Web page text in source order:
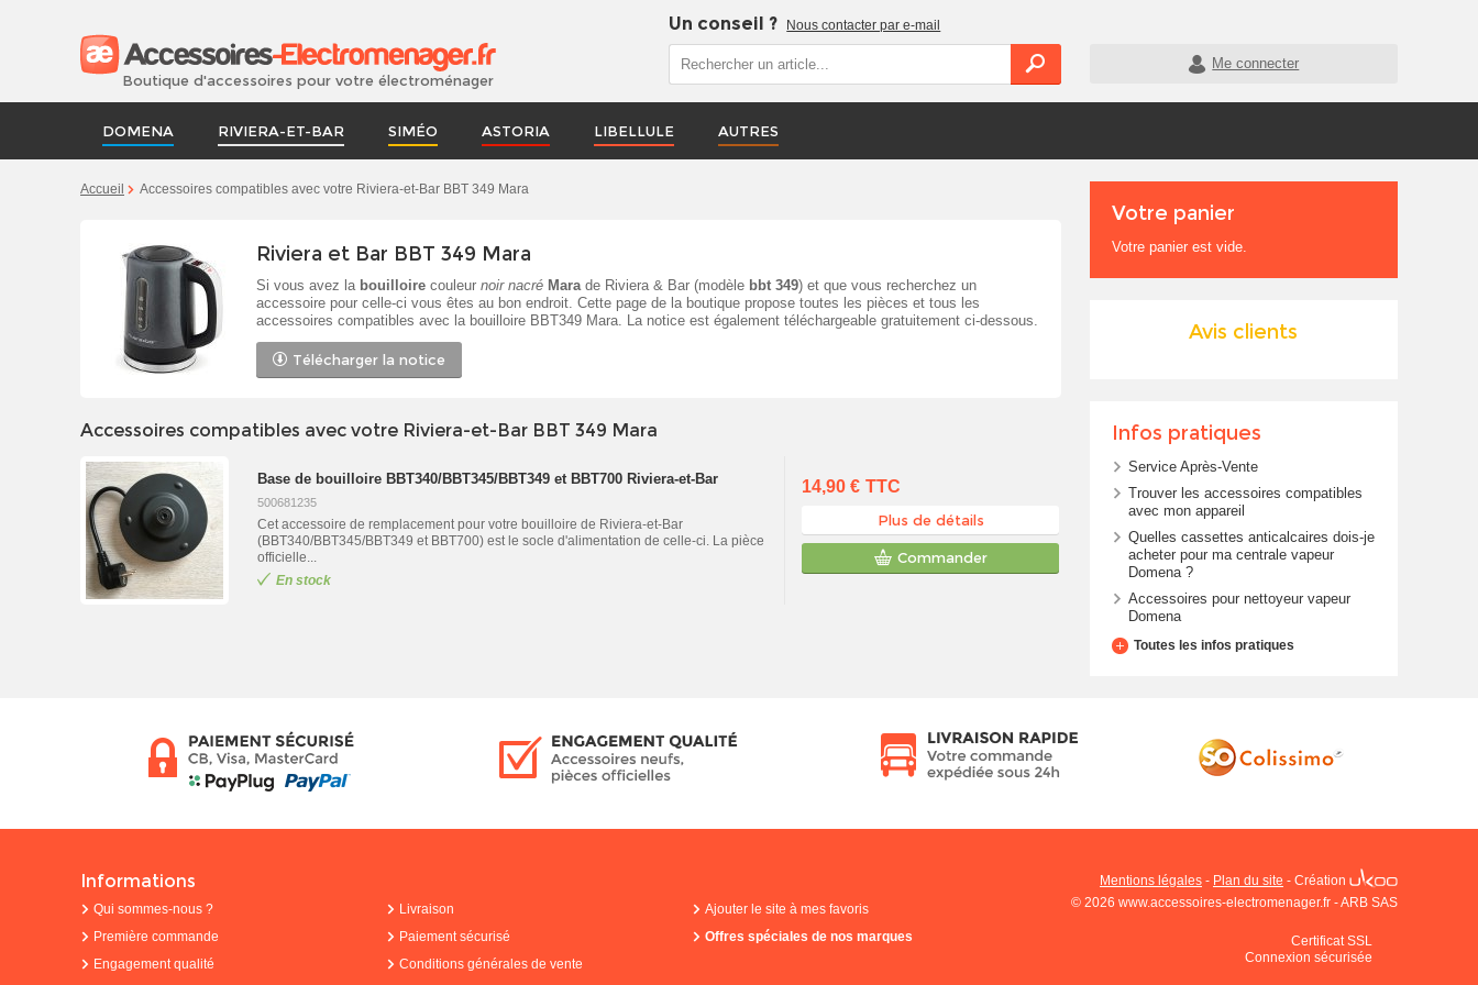
Boutique d'accessoires pour votre électroménager
Un conseil ? Nous contacter par e-mail
Me connecter
DOMENA RIVIERA-ET-BAR SIMÉO ASTORIA LIBELLULE AUTRES
Accueil Accessoires compatibles avec votre Riviera-et-Bar BBT 349 Mara
Riviera et Bar BBT 349 Mara
Si vous avez la bouilloire couleur noir nacré Marade Riviera & Bar (modèle bbt 349) et que vous recherchez un
accessoire pour celle-ci vous êtes au bon endroit. Cette page de la boutique propose toutes les pièces et tous les
accessoires compatibles avec la bouilloire BBT349 Mara. La notice est également téléchargeable gratuitement ci-dessous.
Télécharger la notice
Accessoires compatibles avec votre Riviera-et-Bar BBT 349 Mara
Base de bouilloire BBT340/BBT345/BBT349 et BBT700 Riviera-et-Bar
500681235
Cet accessoire de remplacement pour votre bouilloire de Riviera-et-Bar
(BBT340/BBT345/BBT349 et BBT700) est le socle d'alimentation de celle-ci. La pièce
officielle...
En stock
14,90 € TTC
Plus de détails
Commander
Votre panier
Votre panier est vide.
Avis clients
Infos pratiques
Service Après-Vente
Trouver les accessoires compatibles
avec mon appareil
Quelles cassettes anticalcaires dois-je
acheter pour ma centrale vapeur
Domena ?
Accessoires pour nettoyeur vapeur
Domena
Toutes les infos pratiques
Informations
Qui sommes-nous ? Livraison
Ajouter le site à mes favoris
Première commande
Paiement sécurisé
Offres spéciales de nos marques
Engagement qualité
Conditions générales de vente
Mentions légales - Plan du site - Création
© 2026 www.accessoires-electromenager.fr - ARB SAS
Certificat SSL
Connexion sécurisée